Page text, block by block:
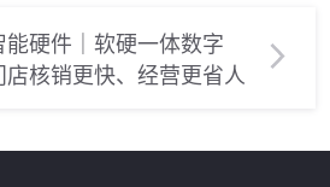
能硬件｜软硬一体数字
店核销更快、经营更省人